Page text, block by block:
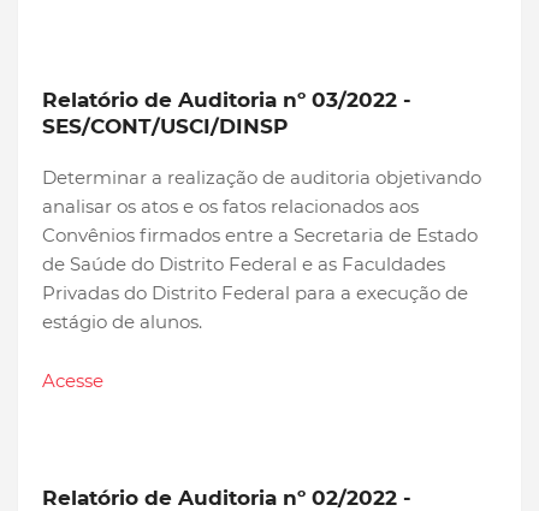
Relatório de Auditoria nº 03/2022 -
SES/CONT/USCI/DINSP
Determinar a realização de auditoria objetivando
analisar os atos e os fatos relacionados aos
Convênios firmados entre a Secretaria de Estado
de Saúde do Distrito Federal e as Faculdades
Privadas do Distrito Federal para a execução de
estágio de alunos.
Acesse
Relatório de Auditoria nº 02/2022 -